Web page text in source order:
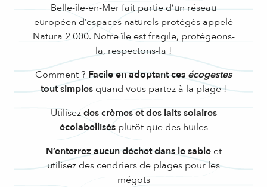
Belle-île-en-Mer fait partie d’un réseau
européen d’espaces naturels protégés appelé
Natura 2 000. Notre île est fragile, protégeons-
la, respectons-la !
Comment ?Facile en adoptant ces écogestes
tout simples quand vous partez à la plage !
Utilisezdes crèmes et des laits solaires
écolabellisésplutôt que des huiles
N’enterrez aucun déchet dans le sableet
utilisez des cendriers de plages pour les
mégots